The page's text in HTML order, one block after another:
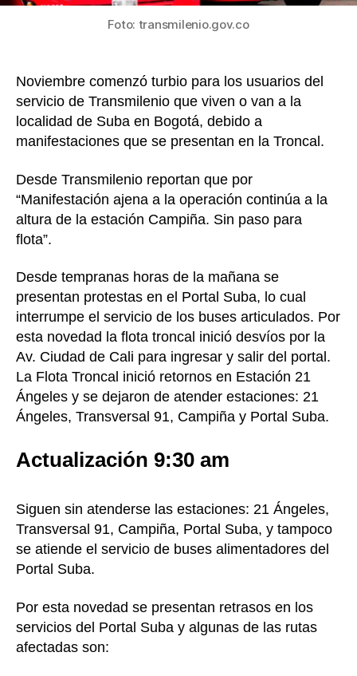
Foto: transmilenio.gov.co
Noviembre comenzó turbio para los usuarios del
servicio de Transmilenio que viven o van a la
localidad de Suba en Bogotá, debido a
manifestaciones que se presentan en la Troncal.
Desde Transmilenio reportan que por
“Manifestación ajena a la operación continúa a la
altura de la estación Campiña. Sin paso para
flota”.
Desde tempranas horas de la mañana se
presentan protestas en el Portal Suba, lo cual
interrumpe el servicio de los buses articulados. Por
esta novedad la flota troncal inició desvíos por la
Av. Ciudad de Cali para ingresar y salir del portal.
La Flota Troncal inició retornos en Estación 21
Ángeles y se dejaron de atender estaciones: 21
Ángeles, Transversal 91, Campiña y Portal Suba.
Actualización 9:30 am
Siguen sin atenderse las estaciones: 21 Ángeles,
Transversal 91, Campiña, Portal Suba, y tampoco
se atiende el servicio de buses alimentadores del
Portal Suba.
Por esta novedad se presentan retrasos en los
servicios del Portal Suba y algunas de las rutas
afectadas son: